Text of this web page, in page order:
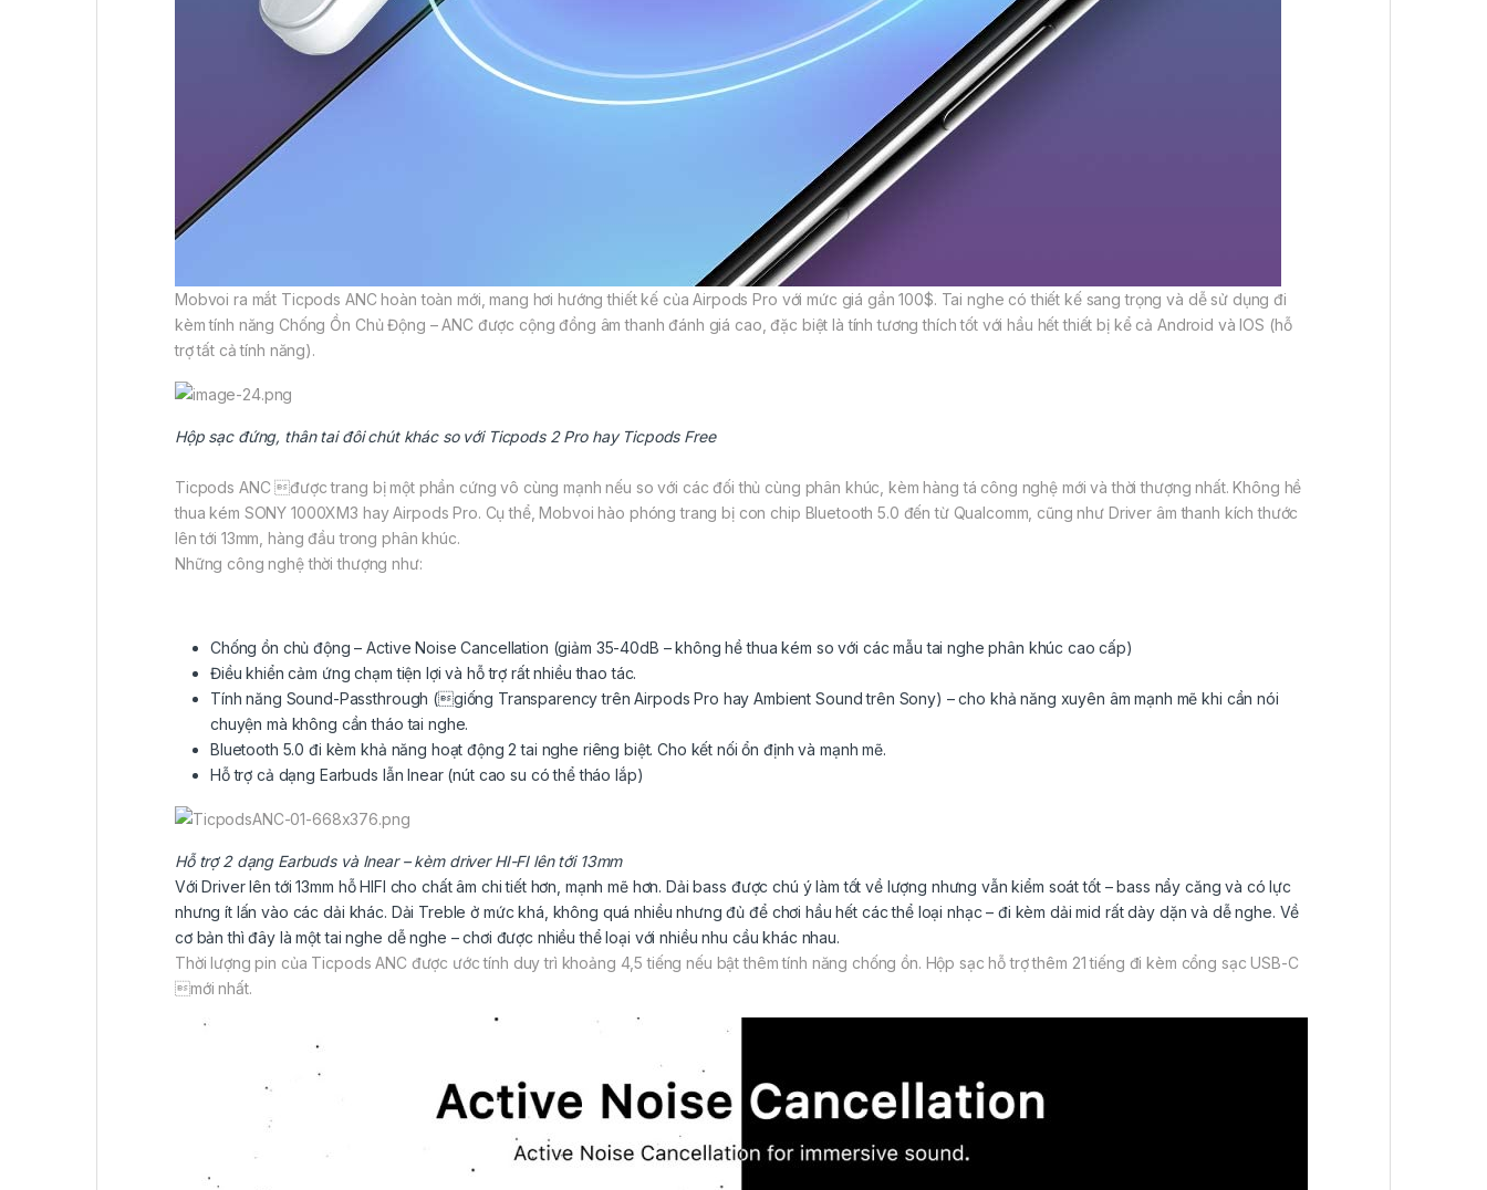
Mobvoi ra mắt Ticpods ANC hoàn toàn mới, mang hơi hướng thiết kế của Airpods Pro với mức giá gần 100$. Tai nghe có thiết kế sang trọng và dễ sử dụng đi
kèm tính năng Chống Ồn Chủ Động – ANC được cộng đồng âm thanh đánh giá cao, đặc biệt là tính tương thích tốt với hầu hết thiết bị kể cả Android và IOS (hỗ
trợ tất cả tính năng).
Hộp sạc đứng, thân tai đôi chút khác so với Ticpods 2 Pro hay Ticpods Free
Ticpods ANC được trang bị một phần cứng vô cùng mạnh nếu so với các đối thủ cùng phân khúc, kèm hàng tá công nghệ mới và thời thượng nhất. Không hề
thua kém SONY 1000XM3 hay Airpods Pro. Cụ thể, Mobvoi hào phóng trang bị con chip Bluetooth 5.0 đến từ Qualcomm, cũng như Driver âm thanh kích thước
lên tới 13mm, hàng đầu trong phân khúc.
Những công nghệ thời thượng như:
Chống ồn chủ động – Active Noise Cancellation (giảm 35-40dB – không hề thua kém so với các mẫu tai nghe phân khúc cao cấp)
Điều khiển cảm ứng chạm tiện lợi và hỗ trợ rất nhiều thao tác.
Tính năng Sound-Passthrough (giống Transparency trên Airpods Pro hay Ambient Sound trên Sony) – cho khả năng xuyên âm mạnh mẽ khi cần nói
chuyện mà không cần tháo tai nghe.
Bluetooth 5.0 đi kèm khả năng hoạt động 2 tai nghe riêng biệt. Cho kết nối ổn định và mạnh mẽ.
Hỗ trợ cả dạng Earbuds lẫn Inear (nút cao su có thể tháo lắp)
Hỗ trợ 2 dạng Earbuds và Inear – kèm driver HI-FI lên tới 13mm
Với Driver lên tới 13mm hỗ HIFI cho chất âm chi tiết hơn, mạnh mẽ hơn. Dải bass được chú ý làm tốt về lượng nhưng vẫn kiểm soát tốt – bass nẩy căng và có lực
nhưng ít lấn vào các dải khác. Dải Treble ở mức khá, không quá nhiều nhưng đủ để chơi hầu hết các thể loại nhạc – đi kèm dải mid rất dày dặn và dễ nghe. Về
cơ bản thì đây là một tai nghe dễ nghe – chơi được nhiều thể loại với nhiều nhu cầu khác nhau.
Thời lượng pin của Ticpods ANC được ước tính duy trì khoảng 4,5 tiếng nếu bật thêm tính năng chống ồn. Hộp sạc hỗ trợ thêm 21 tiếng đi kèm cổng sạc USB-C
mới nhất.